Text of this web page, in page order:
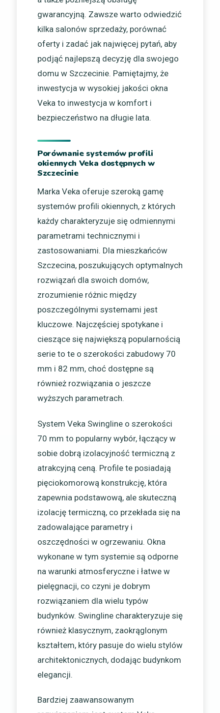
gwarancyjną. Zawsze warto odwiedzić
kilka salonów sprzedaży, porównać
oferty i zadać jak najwięcej pytań, aby
podjąć najlepszą decyzję dla swojego
domu w Szczecinie. Pamiętajmy, że
inwestycja w wysokiej jakości okna
Veka to inwestycja w komfort i
bezpieczeństwo na długie lata.
Porównanie systemów profili
okiennych Veka dostępnych w
Szczecinie
Marka Veka oferuje szeroką gamę
systemów profili okiennych, z których
każdy charakteryzuje się odmiennymi
parametrami technicznymi i
zastosowaniami. Dla mieszkańców
Szczecina, poszukujących optymalnych
rozwiązań dla swoich domów,
zrozumienie różnic między
poszczególnymi systemami jest
kluczowe. Najczęściej spotykane i
cieszące się największą popularnością
serie to te o szerokości zabudowy 70
mm i 82 mm, choć dostępne są
również rozwiązania o jeszcze
wyższych parametrach.
System Veka Swingline o szerokości
70 mm to popularny wybór, łączący w
sobie dobrą izolacyjność termiczną z
atrakcyjną ceną. Profile te posiadają
pięciokomorową konstrukcję, która
zapewnia podstawową, ale skuteczną
izolację termiczną, co przekłada się na
zadowalające parametry i
oszczędności w ogrzewaniu. Okna
wykonane w tym systemie są odporne
na warunki atmosferyczne i łatwe w
pielęgnacji, co czyni je dobrym
rozwiązaniem dla wielu typów
budynków. Swingline charakteryzuje się
również klasycznym, zaokrąglonym
kształtem, który pasuje do wielu stylów
architektonicznych, dodając budynkom
elegancji.
Bardziej zaawansowanym